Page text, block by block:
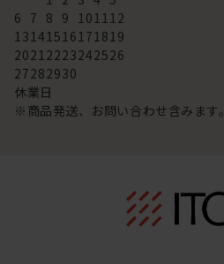
6 7 8 9 101112
13141516171819
20212223242526
27282930
休業日
※商品発送、お問い合わせ含みます。